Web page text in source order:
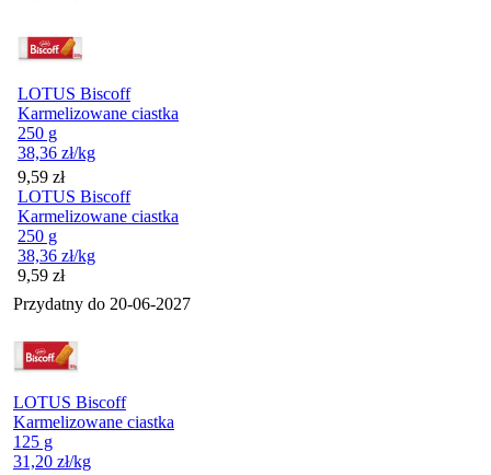
LOTUS Biscoff
Karmelizowane ciastka
250 g
38,36 zł/kg
Cena
9,59 zł
LOTUS Biscoff
Karmelizowane ciastka
250 g
38,36 zł/kg
Cena
9,59 zł
Przydatny do 20-06-2027
LOTUS Biscoff
Karmelizowane ciastka
125 g
31,20 zł/kg